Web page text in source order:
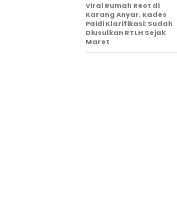
Viral Rumah Reot di
Karang Anyar, Kades
Paidi Klarifikasi: Sudah
Diusulkan RTLH Sejak
Maret